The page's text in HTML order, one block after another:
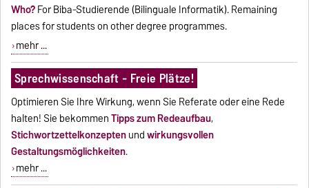
Who?For Biba-Studierende (Bilinguale Informatik). Remaining
places for students on other degree programmes.
mehr ...
Sprechwissenschaft - Freie Plätze!
Optimieren Sie Ihre Wirkung, wenn Sie Referate oder eine Rede
halten! Sie bekommenTipps zum Redeaufbau,
Stichwortzettelkonzeptenundwirkungsvollen
Gestaltungsmöglichkeiten.
mehr ...